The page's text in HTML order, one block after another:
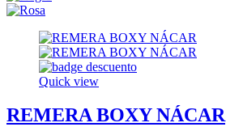
Quick view
REMERA BOXY NÁCAR